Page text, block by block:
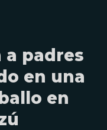
a padres
en una
en